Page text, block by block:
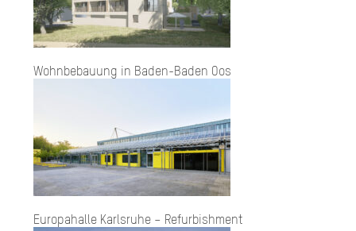
Wohn­be­bau­ung in Ba­den-Ba­den Oos
Europahalle Karlsruhe – Refurbishment